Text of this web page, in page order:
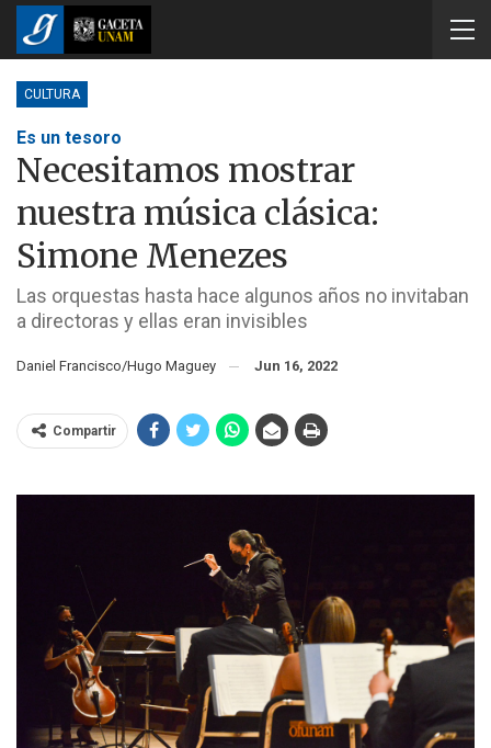
CULTURA
Es un tesoro
Necesitamos mostrar
nuestra música clásica:
Simone Menezes
Las orquestas hasta hace algunos años no invitaban
a directoras y ellas eran invisibles
Daniel Francisco/Hugo Maguey Jun 16, 2022
Compartir